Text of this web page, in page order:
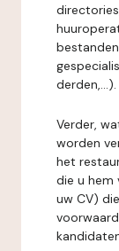
derden,...).
Verder,
worden
het
die u hem
uw CV)